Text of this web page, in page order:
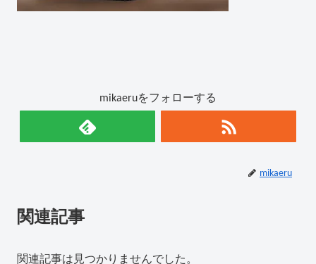
mikaeruをフォローする
mikaeru
関連記事
関連記事は見つかりませんでした。